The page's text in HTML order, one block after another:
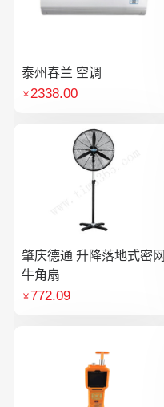
泰州春兰 空调
￥2338.00
肇庆德通 升降落地式密网
牛角扇
￥772.09